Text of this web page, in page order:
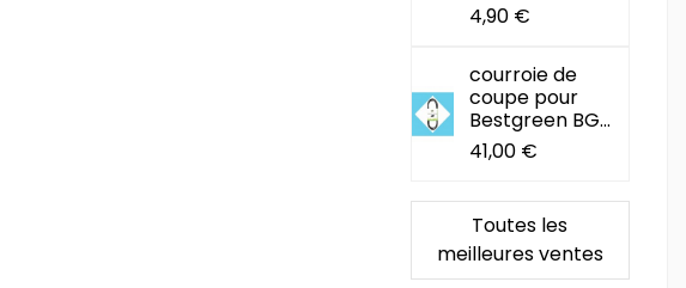
4,90 €
courroie de
coupe pour
Bestgreen BG...
41,00 €
Toutes les
meilleures ventes